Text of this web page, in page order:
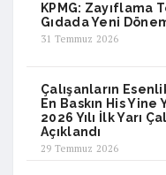
KPMG:
Gıdada Yeni
31 Temmuz 2026
Çalışanların
En Baskın His
2026 Yılı İlk Yarı
Açıklandı
29 Temmuz 2026